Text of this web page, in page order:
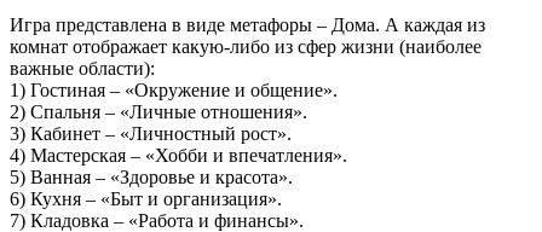
Игра представлена в виде метафоры – Дома. А каждая из
комнат отображает какую-либо из сфер жизни (наиболее
важные области):
1) Гостиная – «Окружение и общение».
2) Спальня – «Личные отношения».
3) Кабинет – «Личностный рост».
4) Мастерская – «Хобби и впечатления».
5) Ванная – «Здоровье и красота».
6) Кухня – «Быт и организация».
7) Кладовка – «Работа и финансы».